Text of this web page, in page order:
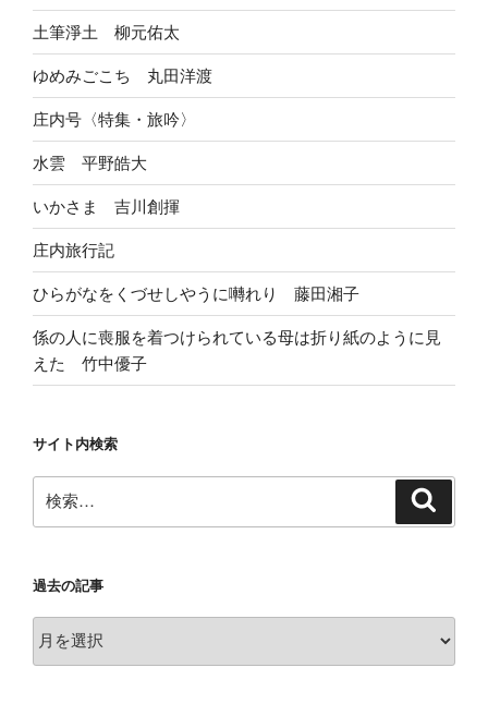
土筆淨土 柳元佑太
ゆめみごこち 丸田洋渡
庄内号〈特集・旅吟〉
水雲 平野皓大
いかさま 吉川創揮
庄内旅行記
ひらがなをくづせしやうに囀れり 藤田湘子
係の人に喪服を着つけられている母は折り紙のように見
えた 竹中優子
サイト内検索
索:
過去の記事
去